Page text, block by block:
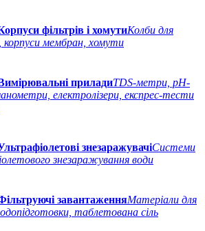
фільтрів і хомутиКолби для
корпуси мембран, хомути
приладиTDS-метри, рН-
електролізери, експрес-тести
знезаражувачіСистеми
знезаражування води
завантаженняМатеріали для
таблетована сіль